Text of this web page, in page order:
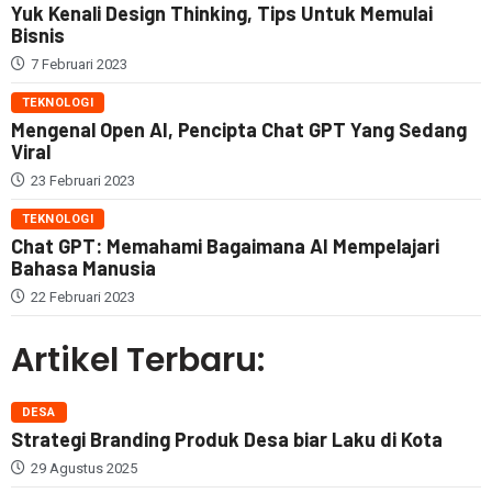
Yuk Kenali Design Thinking, Tips Untuk Memulai
Bisnis
7 Februari 2023
TEKNOLOGI
Mengenal Open AI, Pencipta Chat GPT Yang Sedang
Viral
23 Februari 2023
TEKNOLOGI
Chat GPT: Memahami Bagaimana AI Mempelajari
Bahasa Manusia
22 Februari 2023
Artikel Terbaru:
DESA
Strategi Branding Produk Desa biar Laku di Kota
29 Agustus 2025